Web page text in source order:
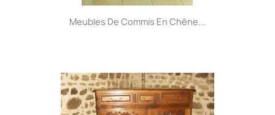
Meubles De Commis En Chêne...